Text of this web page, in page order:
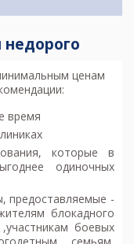
недорого
ценам
время
которые в
одиночных
предоставляемые -
блокадного
боевых